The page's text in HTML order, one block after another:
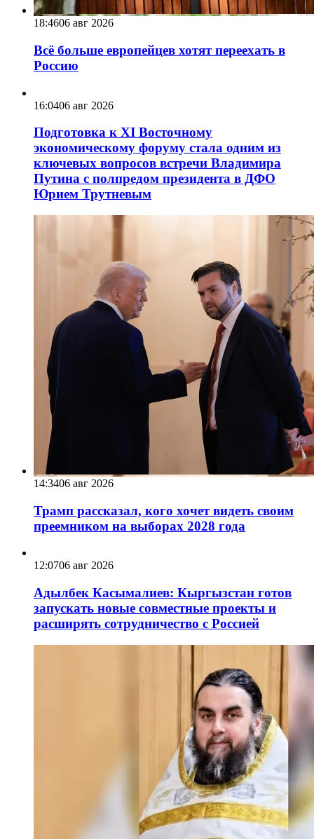
18:4606 авг 2026
Всё больше европейцев хотят переехать в
Россию
16:0406 авг 2026
Подготовка к XI Восточному
экономическому форуму стала одним из
ключевых вопросов встречи Владимира
Путина с полпредом президента в ДФО
Юрием Трутневым
14:3406 авг 2026
Трамп рассказал, кого хочет видеть своим
преемником на выборах 2028 года
12:0706 авг 2026
Адылбек Касымалиев: Кыргызстан готов
запускать новые совместные проекты и
расширять сотрудничество с Россией